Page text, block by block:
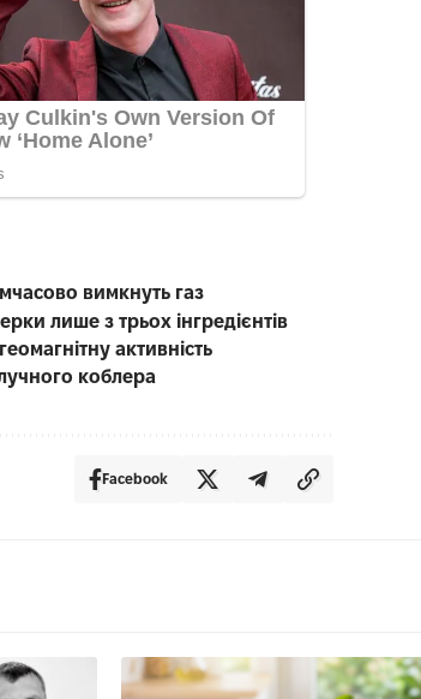
вимкнуть газ
лише з трьох інгредієнтів
активність
коблера
Facebook